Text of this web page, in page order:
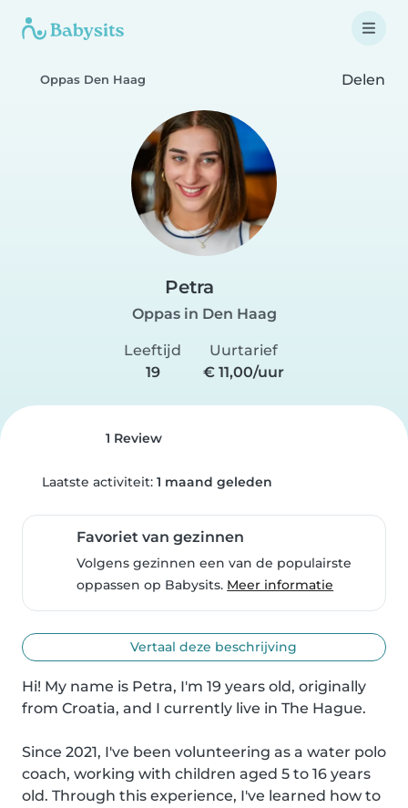
Oppas Den Haag Delen
Petra
Oppas in Den Haag
Leeftijd
19
Uurtarief
€ 11,00/uur
1 Review
Laatste activiteit: 1 maand geleden
Favoriet van gezinnen
Volgens gezinnen een van de populairste
oppassen op Babysits. Meer informatie
Vertaal deze beschrijving
Hi! My name is Petra, I'm 19 years old, originally
from Croatia, and I currently live in The Hague.
Since 2021, I've been volunteering as a water polo
coach, working with children aged 5 to 16 years
old. Through this experience, I've learned how to